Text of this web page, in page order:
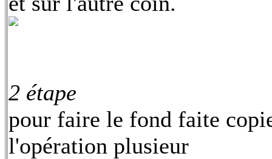
2 étape
pour faire le fond faite
l'opération plusieur